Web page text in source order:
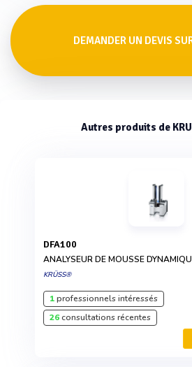
DEMANDER UN DEVIS
Autres produits de
DFA100
ANALYSEUR DE MOUSSE
KRÜSS®
1professionnels intéressés
26consultations récentes